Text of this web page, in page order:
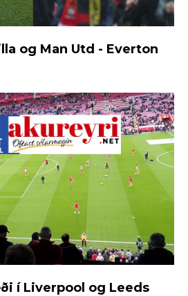
og Man Utd - Everton
í Liverpool og Leeds